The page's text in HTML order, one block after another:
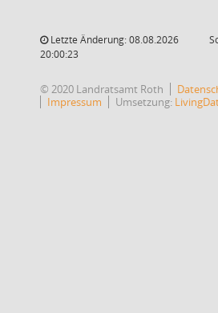
Letzte Änderung: 08.08.2026
20:00:23
© 2020 Landratsamt Roth
Impressum
Umsetzung: